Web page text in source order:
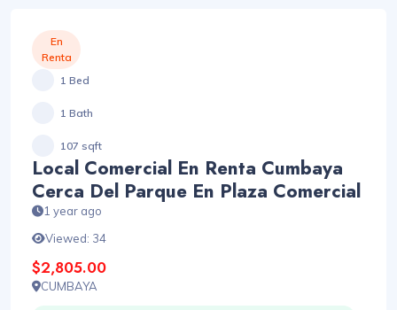
En
Renta
1 Bed
1 Bath
107 sqft
Local Comercial En Renta Cumbaya
Cerca Del Parque En Plaza Comercial
1 year ago
Viewed: 34
$2,805.00
CUMBAYA